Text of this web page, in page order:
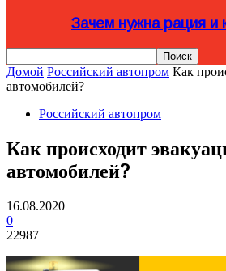
Зачем нужна рация и
Домой Российский автопром Как
автомобилей?
Российский автопром
Как происходит
автомобилей?
16.08.2020
0
22987